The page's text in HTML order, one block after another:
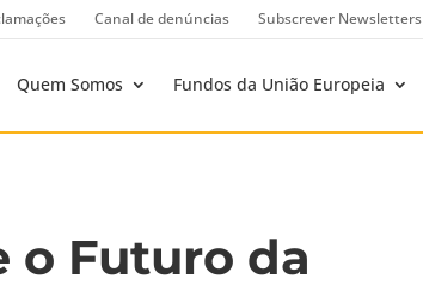
Canal de denúncias Subscrever Newsletters
Quem Somos Fundos da União Europeia
o Futuro da